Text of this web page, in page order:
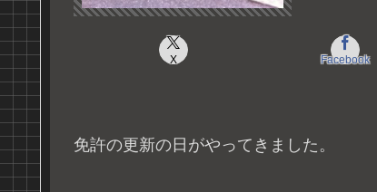
X Facebook
免許の更新の日がやってきました。